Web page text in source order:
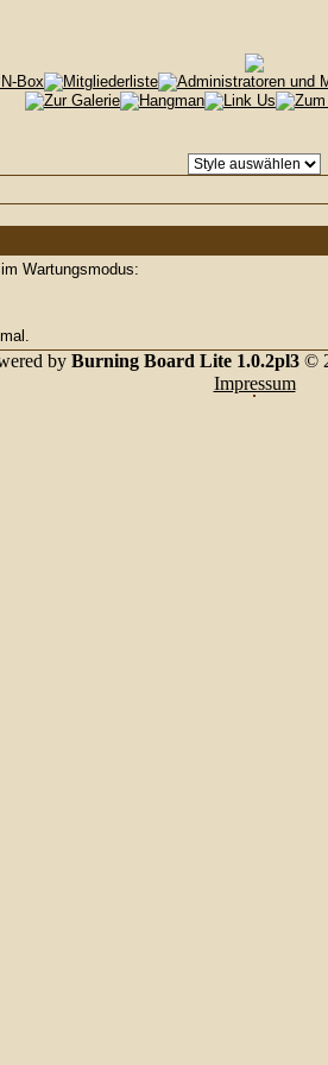
Wartungsmodus:
by Burning Board Lite 1.0.2pl3 ©
Impressum